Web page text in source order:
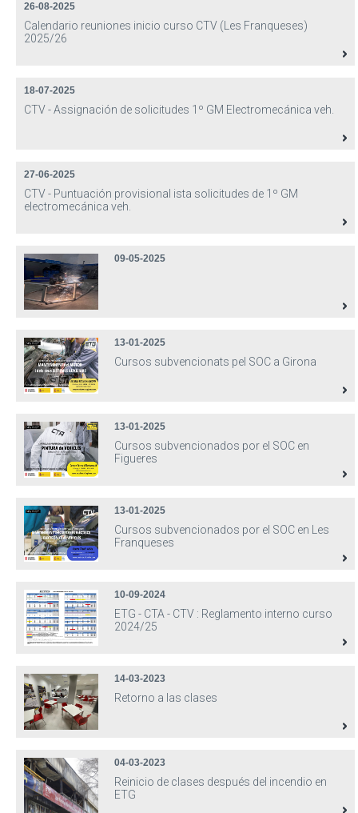
26-08-2025
Calendario reuniones inicio curso CTV (Les Franqueses)
2025/26
18-07-2025
CTV - Assignación de solicitudes 1º GM Electromecánica veh.
27-06-2025
CTV - Puntuación provisional ista solicitudes de 1º GM
electromecánica veh.
09-05-2025
13-01-2025
Cursos subvencionats pel SOC a Girona
13-01-2025
Cursos subvencionados por el SOC en
Figueres
13-01-2025
Cursos subvencionados por el SOC en Les
Franqueses
10-09-2024
ETG - CTA - CTV : Reglamento interno curso
2024/25
14-03-2023
Retorno a las clases
04-03-2023
Reinicio de clases después del incendio en
ETG